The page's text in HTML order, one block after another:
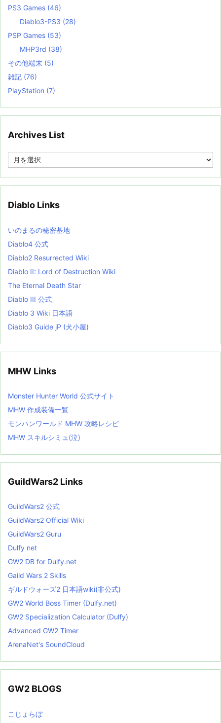
PS3 Games (46)
Diablo3-PS3 (28)
PSP Games (53)
MHP3rd (38)
その他端末 (5)
雑記 (76)
PlayStation (7)
Archives List
e
i
s
t
Diablo Links
いのまるの秘密基地
Diablo4 公式
Diablo2 Resurrected Wiki
Diablo II: Lord of Destruction Wiki
The Eternal Death Star
Diablo III 公式
Diablo 3 Wiki 日本語
Diablo3 Guide jP (犬小屋)
MHW Links
Monster Hunter World 公式サイト
MHW 作成装備一覧
モンハンワールド MHW 攻略レシピ
MHW スキルシミュ(泣)
GuildWars2 Links
GuildWars2 公式
GuildWars2 Official Wiki
GuildWars2 Guru
Dulfy net
GW2 DB for Dulfy.net
Gaild Wars 2 Skills
ギルドウォーズ2 日本語wiki(非公式)
GW2 World Boss Timer (Dulfy.net)
GW2 Specialization Calculator (Dulfy)
Advanced GW2 Timer
ArenaNet's SoundCloud
GW2 BLOGS
こじょらぼ